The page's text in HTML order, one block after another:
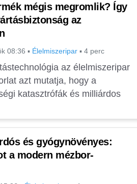
mégis megromlik? Így
az
08:36▪ Élelmiszeripar ▪ 4 perc
az élelmiszeripar
azt mutatja, hogy a
katasztrófák és milliárdos
és gyógynövényes:
a modern mézbor-